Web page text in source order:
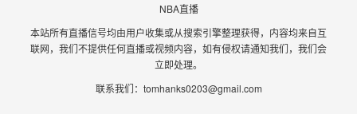
NBA直播
本站所有直播信号均由用户收集或从搜索引擎整理获得，内容均来自互
联网，我们不提供任何直播或视频内容，如有侵权请通知我们，我们会
立即处理。
联系我们： tomhanks0203@gmail.com